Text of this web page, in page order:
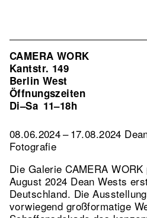
CAMERA WORK
Kantstr. 149
Berlin West
Öffnungszeiten
Di–Sa 11–18h
08.06.2024 – 17.08.2024
Fotografie
Die Galerie CAMERA
August 2024 Dean Wests
Deutschland. Die
vorwiegend großformatige